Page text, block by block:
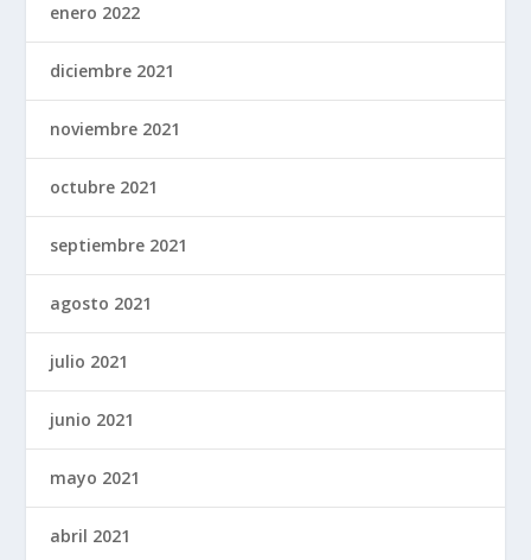
enero 2022
diciembre 2021
noviembre 2021
octubre 2021
septiembre 2021
agosto 2021
julio 2021
junio 2021
mayo 2021
abril 2021